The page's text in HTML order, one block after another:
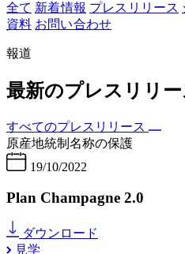
全て 新着 情報 プレス リリース
資料 お問い 合わせ
報道
最新のプレスリリー
すべてのプレスリリース
原産地統制名称の保護
19/10/2022
Plan Champagne 2.0
ダウンロード
見学